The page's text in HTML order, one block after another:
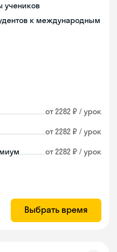
учеников
к международным
от 2282 ₽ / урок
от 2282 ₽ / урок
от 2282 ₽ / урок
Выбрать время